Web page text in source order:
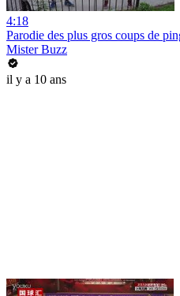
4:18
Parodie des plus gros coups de
Mister Buzz
il y a 10 ans